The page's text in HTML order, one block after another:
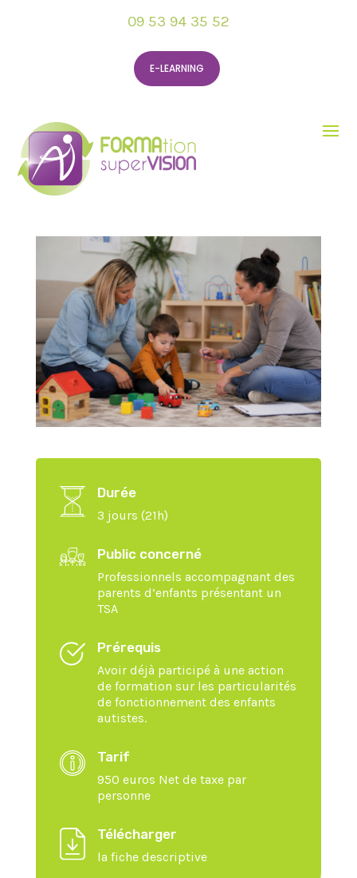
09 53 94 35 52
E-LEARNING
Durée
3 jours (21h)
Public concerné
Professionnels accompagnant des
parents d’enfants présentant un
TSA
Prérequis
Avoir déjà participé à une action
de formation sur les particularités
de fonctionnement des enfants
autistes.
Tarif
950 euros Net de taxe par
personne
Télécharger
la fiche descriptive